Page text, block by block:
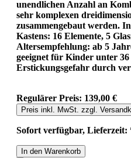
unendlichen Anzahl an
sehr komplexen
zusammengebaut werden.
Kastens: 16 Elemente, 5
Altersempfehlung: ab 5
geeignet für Kinder unter 36
Erstickungsgefahr durch
Regulärer Preis: 139,00 €
Preis inkl. MwSt. zzgl.
Sofort verfügbar, Lieferzeit:
In den Warenkorb